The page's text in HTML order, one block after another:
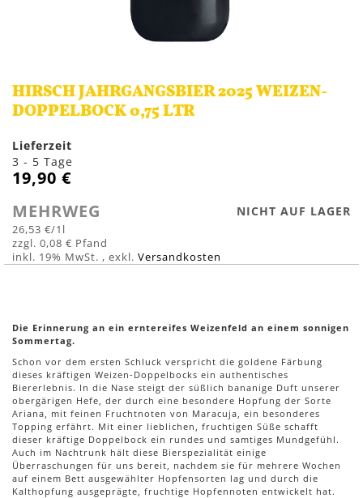
HIRSCH JAHRGANGSBIER 2025 WEIZEN-
DOPPELBOCK 0,75 LTR
Lieferzeit
3 - 5 Tage
19,90 €
MEHRWEG
26,53 €/1l
0,08 €
inkl. 19% MwSt. , exkl. Versandkosten
NICHT AUF LAGER
Die Erinnerung an ein erntereifes Weizenfeld an einem sonnigen
Sommertag.
Schon vor dem ersten Schluck verspricht die goldene Färbung
dieses kräftigen Weizen-Doppelbocks ein authentisches
Biererlebnis. In die Nase steigt der süßlich bananige Duft unserer
obergärigen Hefe, der durch eine besondere Hopfung der Sorte
Ariana, mit feinen Fruchtnoten von Maracuja, ein besonderes
Topping erfährt. Mit einer lieblichen, fruchtigen Süße schafft
dieser kräftige Doppelbock ein rundes und samtiges Mundgefühl.
Auch im Nachtrunk hält diese Bierspezialität einige
Überraschungen für uns bereit, nachdem sie für mehrere Wochen
auf einem Bett ausgewählter Hopfensorten lag und durch die
Kalthopfung ausgeprägte, fruchtige Hopfennoten entwickelt hat.
der
Bildergalerie
springen